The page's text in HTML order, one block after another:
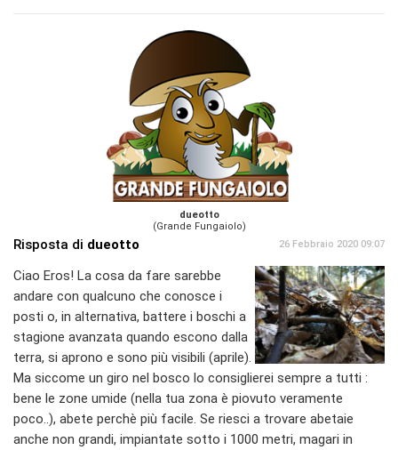
dueotto
(Grande Fungaiolo)
Risposta di dueotto 26 Febbraio 2020 09:07
Ciao Eros! La cosa da fare sarebbe
andare con qualcuno che conosce i
posti o, in alternativa, battere i boschi a
stagione avanzata quando escono dalla
terra, si aprono e sono più visibili (aprile).
Ma siccome un giro nel bosco lo consiglierei sempre a tutti :
bene le zone umide (nella tua zona è piovuto veramente
poco..), abete perchè più facile. Se riesci a trovare abetaie
anche non grandi, impiantate sotto i 1000 metri, magari in